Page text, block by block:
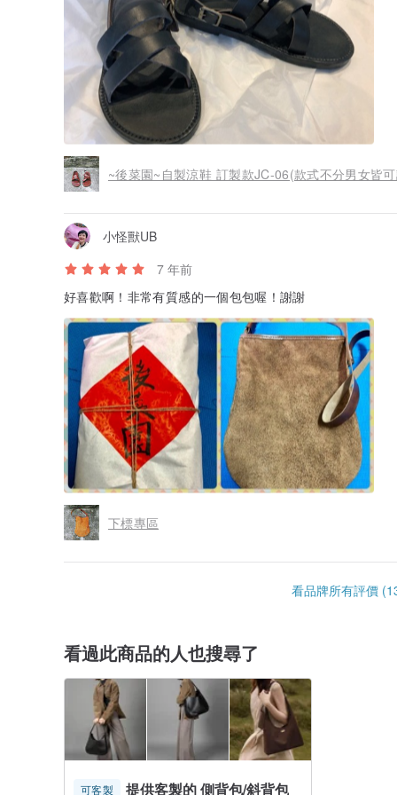
~後菜園~自製涼鞋 訂製款JC-06(款式不分男女皆
小怪獸UB
7 年前
好喜歡啊！非常有質感的一個包包喔！謝謝
下標專區
看品牌所有評價
看過此商品的人也搜尋了
可客製 提供客製的 側背包/斜背包